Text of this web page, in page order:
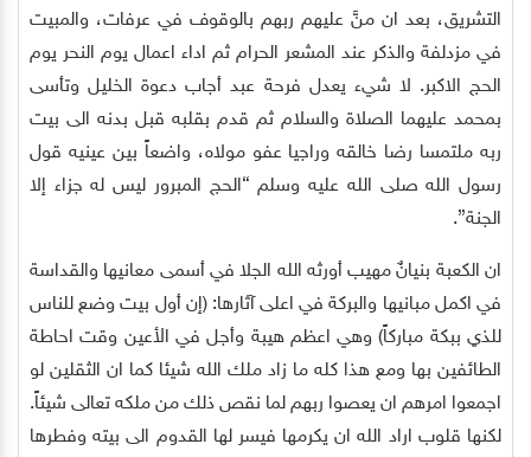
التشريق، بعد ان منَّ عليهم ربهم بالوقوف في عرفات، والمبيت
في مزدلفة والذكر عند المشعر الحرام ثم اداء اعمال يوم النحر يوم
الحج الاكبر. لا شيء يعدل فرحة عبد أجاب دعوة الخليل وتأسى
بمحمد عليهما الصلاة والسلام ثم قدم بقلبه قبل بدنه الى بيت
ربه ملتمسا رضا خالقه وراجيا عفو مولاه، واضعاً بين عينيه قول
رسول الله صلى الله عليه وسلم “الحج المبرور ليس له جزاء إلا
الجنة”.
ان الكعبة بنيانٌ مهيب أورثه الله الجلا في أسمى معانيها والقداسة
في اكمل مبانيها والبركة في اعلى آثارها: (إن أول بيت وضع للناس
للذي ببكة مباركاً) وهي اعظم هيبة وأجل في الأعين وقت احاطة
الطائفين بها ومع هذا كله ما زاد ملك الله شيئا كما ان الثقلين لو
اجمعوا امرهم ان يعصوا ربهم لما نقص ذلك من ملكه تعالى شيئاً.
لكنها قلوب اراد الله ان يكرمها فيسر لها القدوم الى بيته وفطرها